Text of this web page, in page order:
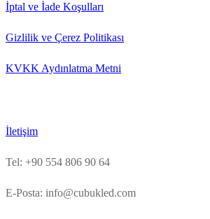
İptal ve İade Koşulları
Gizlilik ve Çerez Politikası
KVKK Aydınlatma Metni
İletişim
Tel: +90 554 806 90 64
E-Posta: info@cubukled.com